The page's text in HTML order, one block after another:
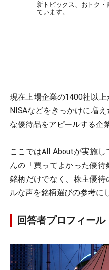
新トピックス、おトク
ています。
現在上場企業の1400社以
NISAなどをきっかけに増
な優待品をアピールする企
ここではAll Aboutが実施
んの「買ってよかった優
銘柄だけでなく、株主優
ルな声を銘柄選びの参考に
回答者プロフィール